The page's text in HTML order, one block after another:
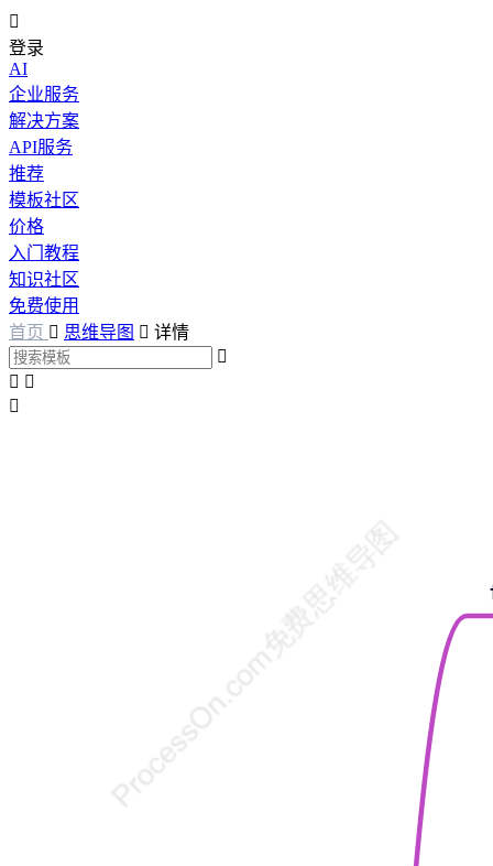

登录
AI
企业服务
解决方案
API服务
推荐
模板社区
价格
入门教程
知识社区
免费使用
首页  思维导图  详情

 
